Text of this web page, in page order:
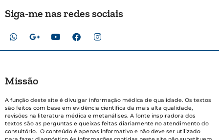
Siga-me nas redes sociais
Missão
A função deste site é divulgar informação médica de qualidade. Os textos
são feitos com base em evidência científica da mais alta qualidade,
revisões na literatura médica e metanálises. A fonte inspiradora dos
textos são as perguntas e queixas feitas diariamente no atendimento do
consultório. O conteúdo é apenas informativo e não deve ser utilizado